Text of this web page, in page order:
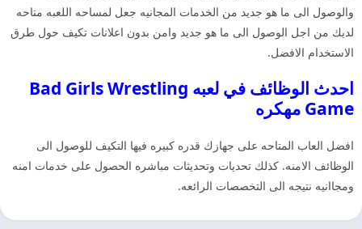
والوصول الى ما هو جديد من الخدمات المجانيه جعل لمساحه اللعبه متاحه
لديك من اجل الوصول الى ما هو جديد وامن بدون اعلانات تكيف حول طرق
الاستخدام الافضل.
احدث الوظائف في لعبه Bad Girls Wrestling
Game مهكره
افضل العاب المتاحه على جهازك قدره كبيره فيها التكيف للوصول الى
الوظائف الامنه. كذلك تحديات وتحديثات مباشره الحصول على خدمات امنه
ومجاانيه نتيجه الى التخصصات الرائعه.